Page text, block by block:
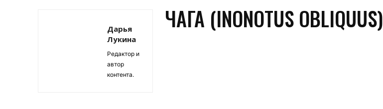
Дарья
Лукина
Редактор и
автор
контента.
ЧАГА (INONOTUS OBLIQUUS)